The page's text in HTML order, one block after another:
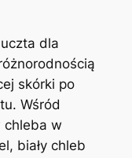
dla
skórki po
Wśród
chleba w
biały chleb